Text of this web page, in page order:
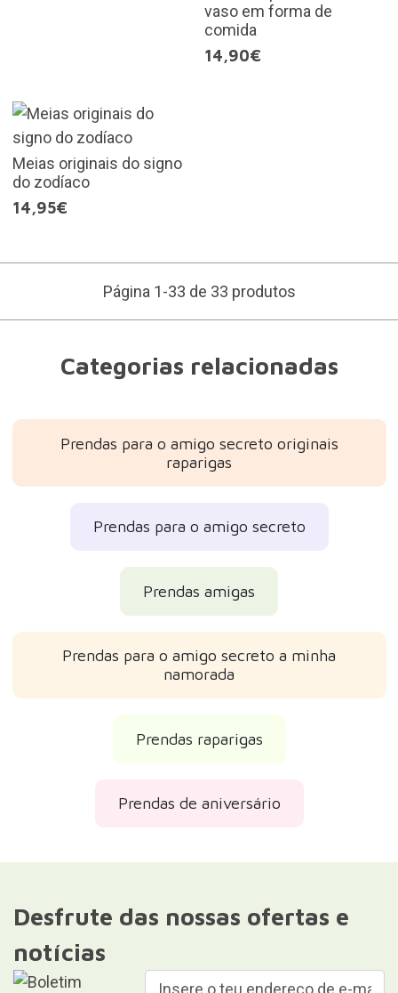
vaso em forma de
comida
14,90€
Meias originais do signo
do zodíaco
14,95€
Página 1-33 de 33 produtos
Categorias relacionadas
Prendas para o amigo secreto originais
raparigas
Prendas para o amigo secreto
Prendas amigas
Prendas para o amigo secreto a minha
namorada
Prendas raparigas
Prendas de aniversário
Desfrute das nossas ofertas e
notícias